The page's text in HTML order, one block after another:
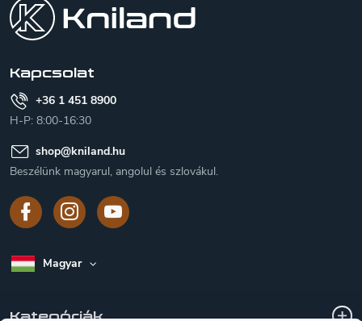
Kapcsolat
+36 1 451 8900
H-P: 8:00-16:30
shop@kniland.hu
Beszélünk magyarul, angolul és szlovákul.
Magyar
Kategóriák